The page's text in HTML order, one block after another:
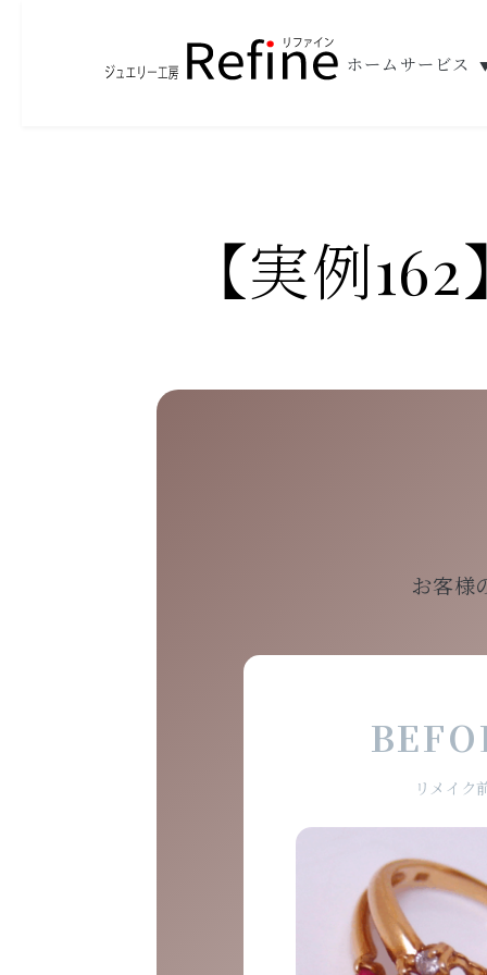
ホーム サービス
【実例
お客様
リメイク